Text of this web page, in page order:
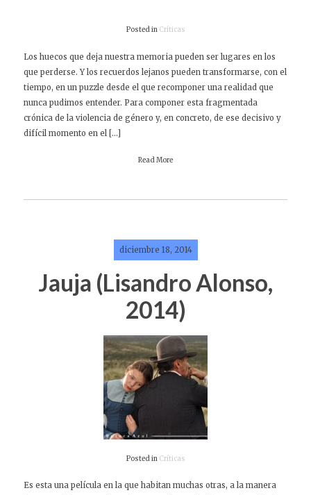
Posted in Críticas
Los huecos que deja nuestra memoria pueden ser lugares en los
que perderse. Y los recuerdos lejanos pueden transformarse, con el
tiempo, en un puzzle desde el que recomponer una realidad que
nunca pudimos entender. Para componer esta fragmentada
crónica de la violencia de género y, en concreto, de ese decisivo y
difícil momento en el […]
Read More
diciembre 18, 2014
Jauja (Lisandro Alonso,
2014)
Posted in Críticas
Es esta una película en la que habitan muchas otras, a la manera